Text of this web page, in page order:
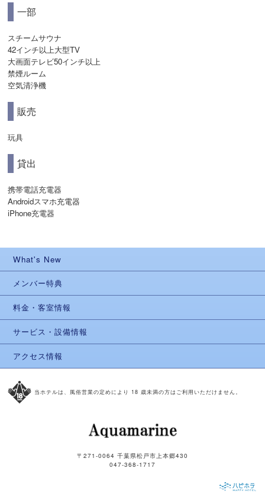
一部
スチームサウナ
42インチ以上大型TV
大画面テレビ50インチ以上
禁煙ルーム
空気清浄機
販売
玩具
貸出
携帯電話充電器
Androidスマホ充電器
iPhone充電器
What's New
メンバー特典
料金・客室情報
サービス・設備情報
アクセス情報
当ホテルは、風俗営業の定めにより 18 歳未満の方はご利用いただけません。
〒271-0064 千葉県松戸市上本郷430
047-368-1717